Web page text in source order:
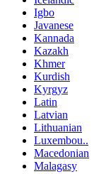
Igbo
Javanese
Kannada
Kazakh
Khmer
Kurdish
Kyrgyz
Latin
Latvian
Lithuanian
Luxembou..
Macedonian
Malagasy